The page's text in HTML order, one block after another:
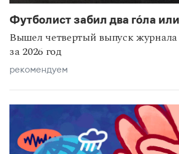
Ксения Киселева
эксперты интервью
Футболист забил два го́ла
Вышел четвертый выпуск журнала
за 2026 год
рекомендуем